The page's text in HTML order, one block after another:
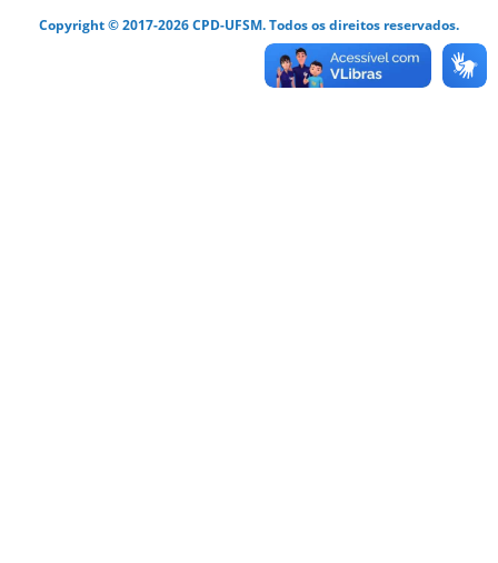
Copyright © 2017-2026 CPD-UFSM. Todos os direitos reservados.